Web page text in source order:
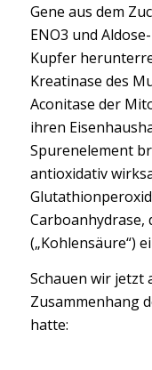
Gene aus dem
ENO3 und
Kupfer
Kreatinase des
Aconitase der
ihren
Spurenelement
antioxidativ
(„Kohlensäure“)
Schauen wir jetzt
Zusammenhang
hatte: